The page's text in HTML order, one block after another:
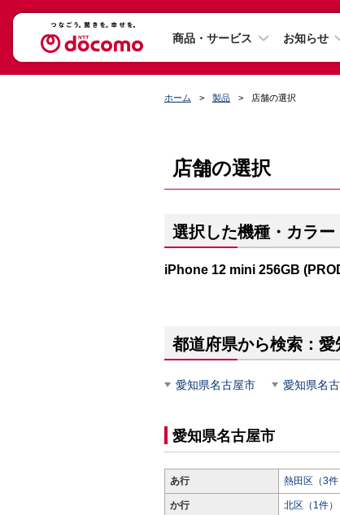
商品・サービス お知らせ
ホーム 製品 店舗の選択
店舗の選択
選択した機種・カラー
iPhone 12 mini 256GB
都道府県から検索：愛
愛知県名古屋市 愛知県名
愛知県名古屋市
あ行 熱田区（3件
か行 北区（1件）